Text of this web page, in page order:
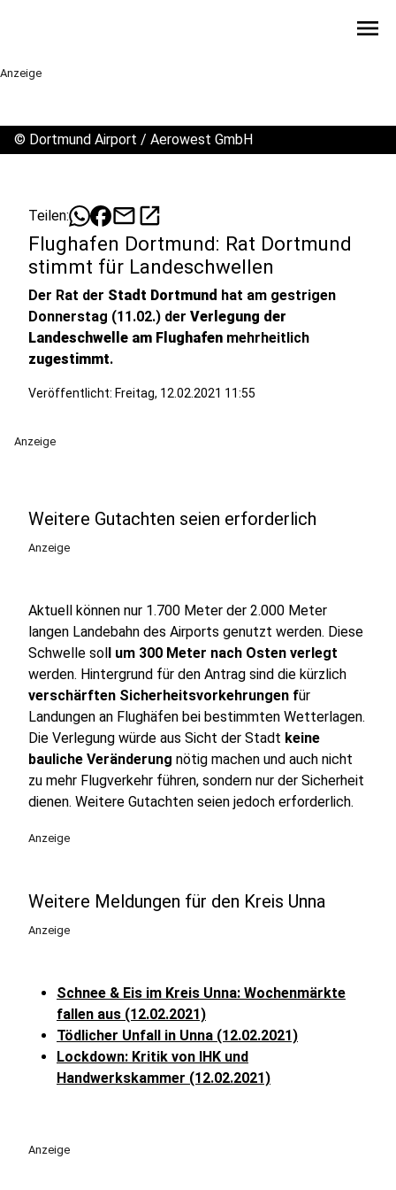
menu
Anzeige
© Dortmund Airport / Aerowest GmbH
Teilen: mailopen_in_new
Flughafen Dortmund: Rat Dortmund
stimmt für Landeschwellen
Der Rat der Stadt Dortmund hat am gestrigen
Donnerstag (11.02.) der Verlegung der
Landeschwelle am Flughafen mehrheitlich
zugestimmt.
Veröffentlicht: Freitag, 12.02.2021 11:55
Anzeige
Weitere Gutachten seien erforderlich
Anzeige
Aktuell können nur 1.700 Meter der 2.000 Meter
langen Landebahn des Airports genutzt werden. Diese
Schwelle soll um 300 Meter nach Osten verlegt
werden. Hintergrund für den Antrag sind die kürzlich
verschärften Sicherheitsvorkehrungen für
Landungen an Flughäfen bei bestimmten Wetterlagen.
Die Verlegung würde aus Sicht der Stadt keine
bauliche Veränderung nötig machen und auch nicht
zu mehr Flugverkehr führen, sondern nur der Sicherheit
dienen. Weitere Gutachten seien jedoch erforderlich.
Anzeige
Weitere Meldungen für den Kreis Unna
Anzeige
Schnee & Eis im Kreis Unna: Wochenmärkte
fallen aus (12.02.2021)
Tödlicher Unfall in Unna (12.02.2021)
Lockdown: Kritik von IHK und
Handwerkskammer (12.02.2021)
Anzeige